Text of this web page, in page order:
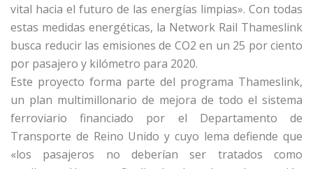
vital hacia el futuro de las energías limpias». Con todas
estas medidas energéticas, la Network Rail Thameslink
busca reducir las emisiones de CO2 en un 25 por ciento
por pasajero y kilómetro para 2020.
Este proyecto forma parte del programa Thameslink,
un plan multimillonario de mejora de todo el sistema
ferroviario financiado por el Departamento de
Transporte de Reino Unido y cuyo lema defiende que
«los pasajeros no deberían ser tratados como